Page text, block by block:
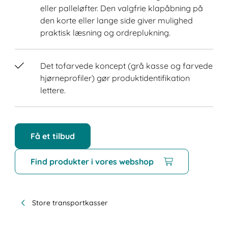
eller palleløfter. Den valgfrie klapåbning på
den korte eller lange side giver mulighed
praktisk læsning og ordreplukning.
Det tofarvede koncept (grå kasse og farvede
hjørneprofiler) gør produktidentifikation
lettere.
Få et tilbud
Find produkter i vores webshop
Store transportkasser